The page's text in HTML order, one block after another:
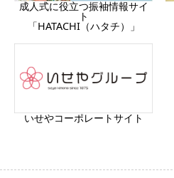
成人式に役立つ振袖情報サイ
ト
「HATACHI（ハタチ）」
いせやコーポレートサイト